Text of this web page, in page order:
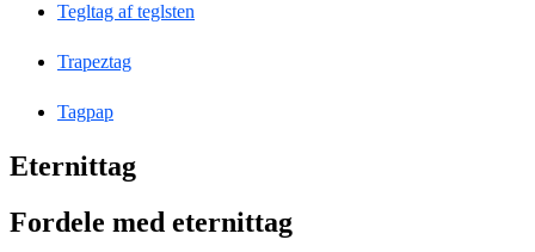
Tegltag af teglsten
Trapeztag
Tagpap
Eternittag
Fordele med eternittag